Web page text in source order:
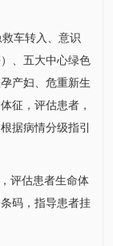
车转入、意识
、五大中心绿色
产妇、危重新生
征，评估患者，
据病情分级指引
评估患者生命体
码，指导患者挂